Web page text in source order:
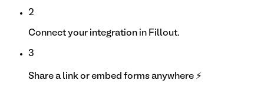
2
Connect your integration in Fillout.
3
Share a link or embed forms anywhere ⚡